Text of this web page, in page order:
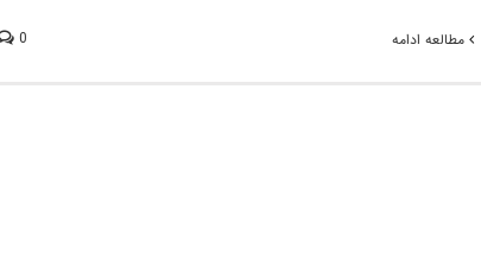
مطالعه ادامه 0